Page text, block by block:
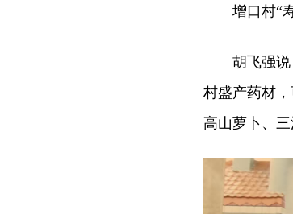
增口村“
胡飞强
村盛产药材
高山萝卜、